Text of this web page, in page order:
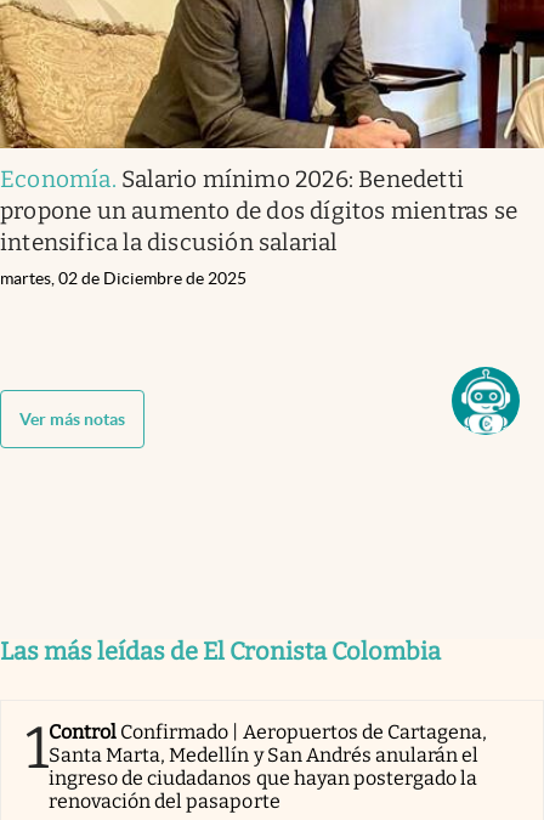
Economía. Salario mínimo 2026: Benedetti
propone un aumento de dos dígitos mientras se
intensifica la discusión salarial
martes, 02 de Diciembre de 2025
Ver más notas
Las más leídas de El Cronista Colombia
1Control Confirmado | Aeropuertos de Cartagena,
Santa Marta, Medellín y San Andrés anularán el
ingreso de ciudadanos que hayan postergado la
renovación del pasaporte